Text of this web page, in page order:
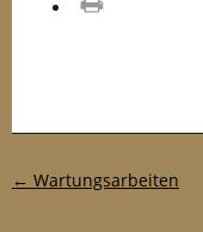
Post-Navigation
← Wartungsarbeiten